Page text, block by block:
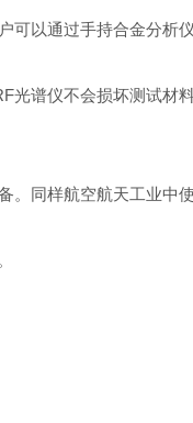
以通过手持合金分析
谱仪不会损坏测试材料
同样航空航天工业中